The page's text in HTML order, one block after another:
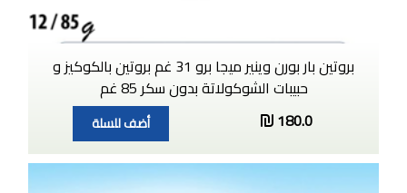
بروتين بار بورن وينير ميجا برو 31 غم بروتين بالكوكيز و
حبيبات الشوكولاتة بدون سكر 85 غم
180.0
أضف للسلة